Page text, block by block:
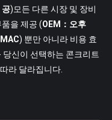
공)모든 다른 시장 및 장비
을 제공 (OEM：오후
) 뿐만 아니라 비용 효
신이 선택하는 콘크리트
라 달라집니다.